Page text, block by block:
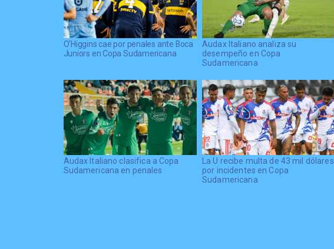
O'Higgins cae por penales ante Boca
Juniors en Copa Sudamericana
Audax Italiano analiza su
desempeño en Copa
Sudamericana
Audax Italiano clasifica a Copa
Sudamericana en penales
La U recibe multa de 43 mil dólares
por incidentes en Copa
Sudamericana